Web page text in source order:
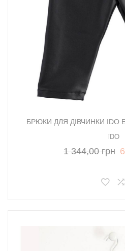
БРЮКИ ДЛЯ ДІВЧИНКИ IDO
iDO
1 344,00 грн